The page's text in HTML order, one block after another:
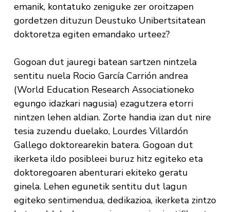
emanik, kontatuko zeniguke zer oroitzapen
gordetzen dituzun Deustuko Unibertsitatean
doktoretza egiten emandako urteez?
Gogoan dut jauregi batean sartzen nintzela
sentitu nuela Rocio García Carrión andrea
(World Education Research Associationeko
egungo idazkari nagusia) ezagutzera etorri
nintzen lehen aldian. Zorte handia izan dut nire
tesia zuzendu duelako, Lourdes Villardón
Gallego doktorearekin batera. Gogoan dut
ikerketa ildo posibleei buruz hitz egiteko eta
doktoregoaren abenturari ekiteko geratu
ginela. Lehen egunetik sentitu dut lagun
egiteko sentimendua, dedikazioa, ikerketa zintzo